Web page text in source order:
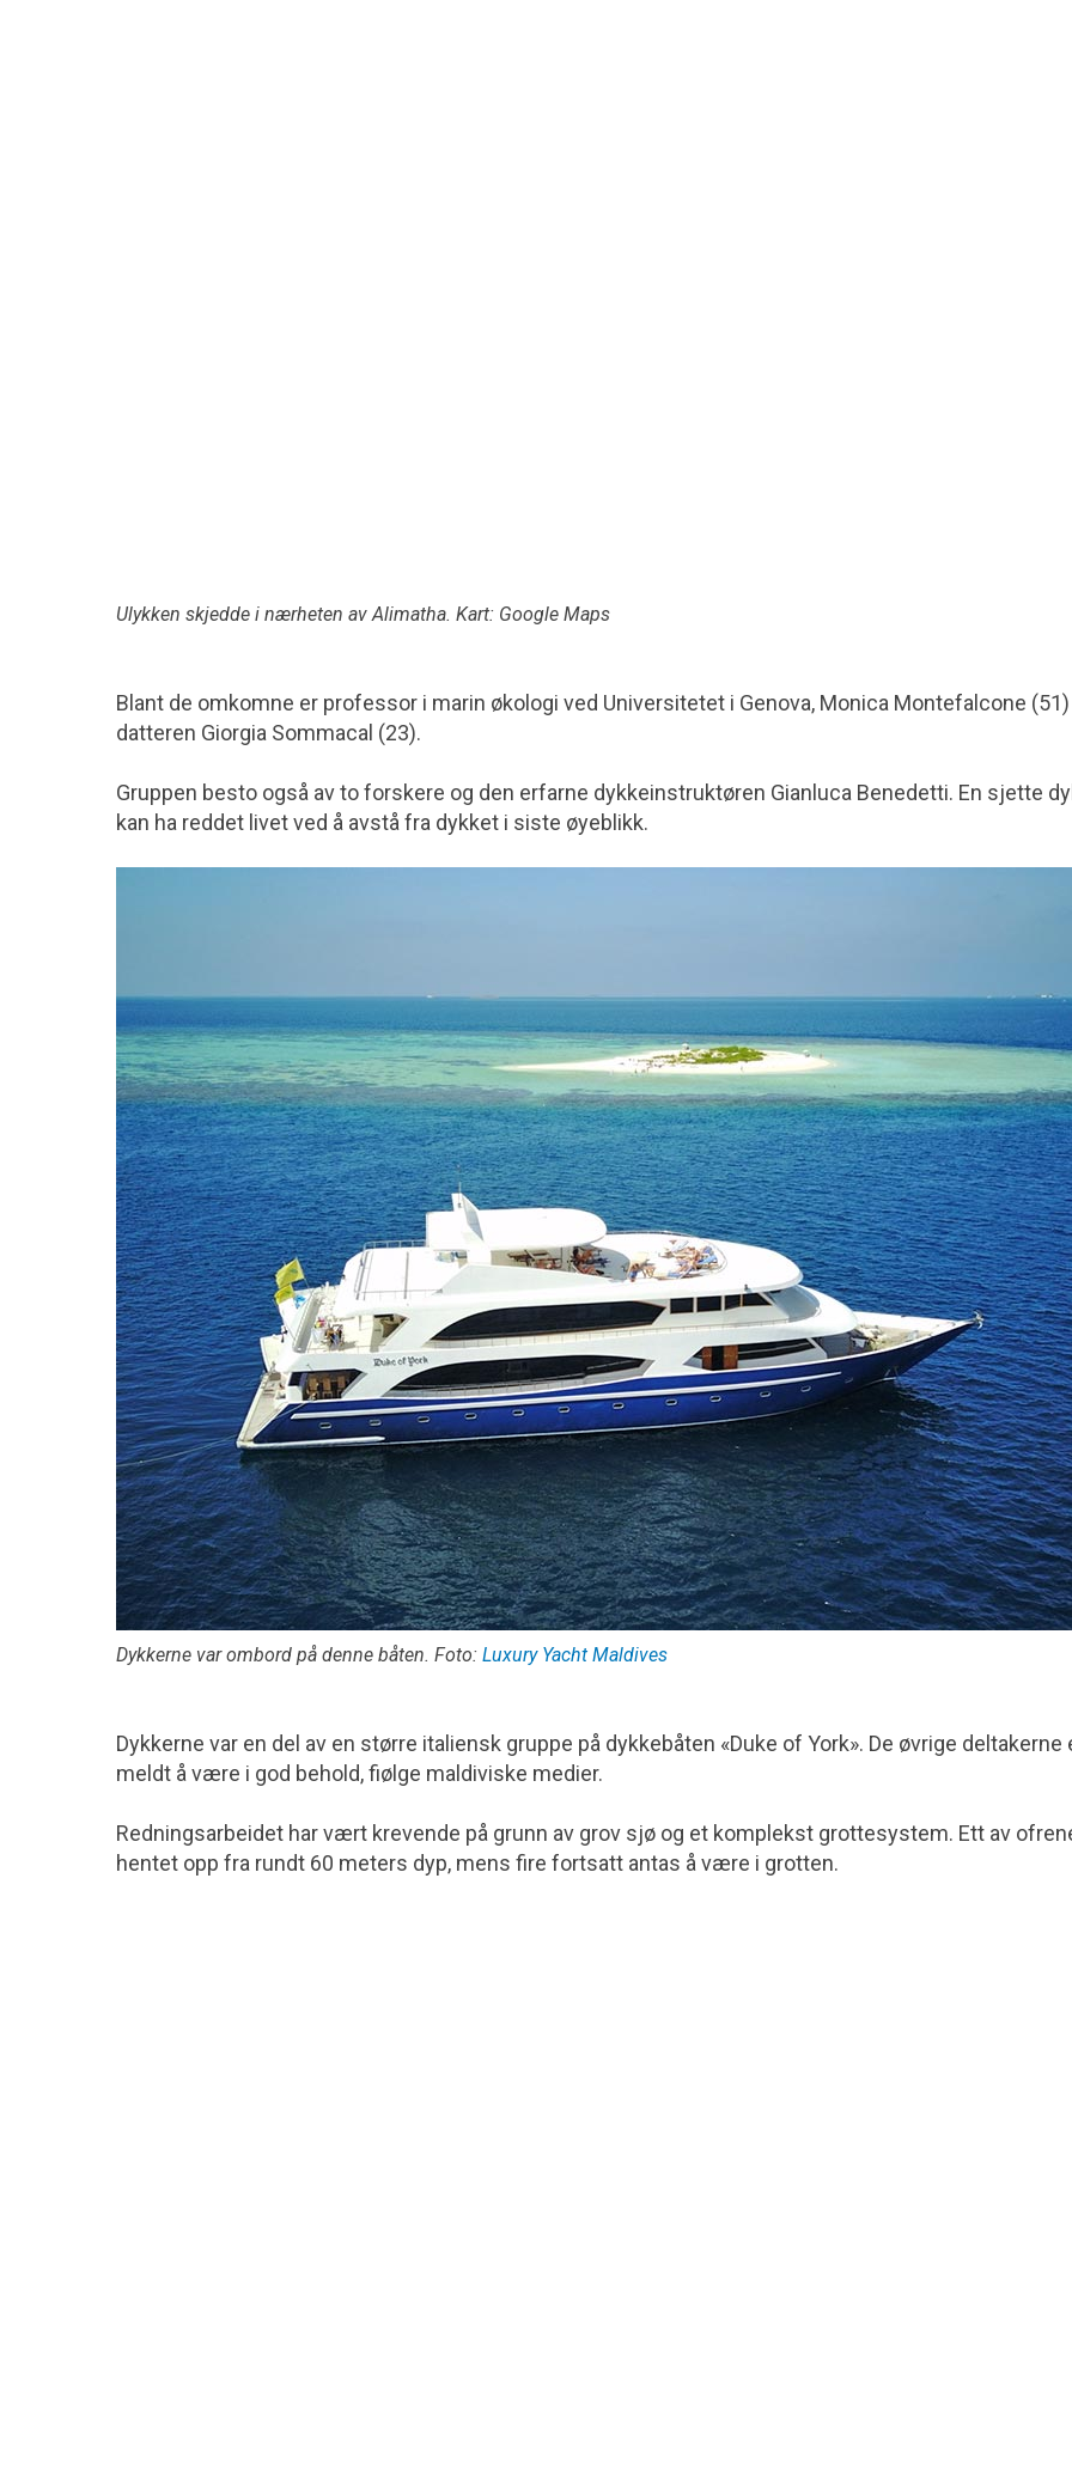
Ulykken skjedde i nærheten av Alimatha. Kart: Google Maps
Blant de omkomne er professor i marin økologi ved Universitetet i Genova, Monica Montefalcone
datteren Giorgia Sommacal (23).
Gruppen besto også av to forskere og den erfarne dykkeinstruktøren Gianluca Benedetti. En sjette
kan ha reddet livet ved å avstå fra dykket i siste øyeblikk.
Dykkerne var ombord på denne båten. Foto: Luxury Yacht Maldives
Dykkerne var en del av en større italiensk gruppe på dykkebåten «Duke of York». De øvrige deltakerne
meldt å være i god behold, fiølge maldiviske medier.
Redningsarbeidet har vært krevende på grunn av grov sjø og et komplekst grottesystem. Ett av
hentet opp fra rundt 60 meters dyp, mens fire fortsatt antas å være i grotten.